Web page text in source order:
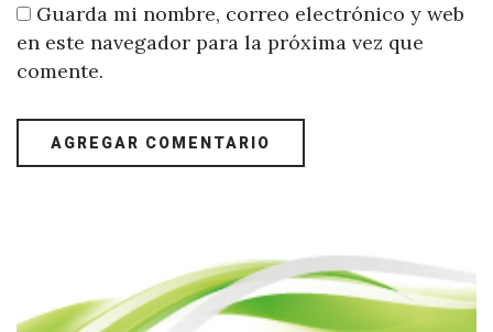
Guarda mi nombre, correo electrónico y web
en este navegador para la próxima vez que
comente.